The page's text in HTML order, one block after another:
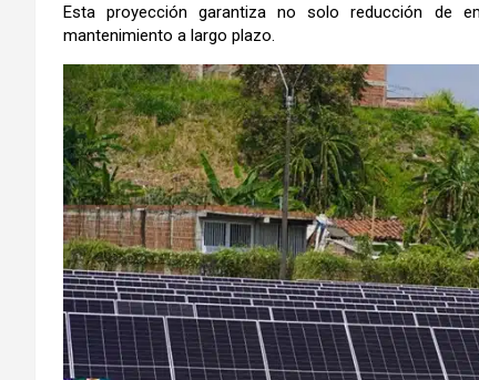
Esta proyección garantiza no solo reducción de
mantenimiento a largo plazo.